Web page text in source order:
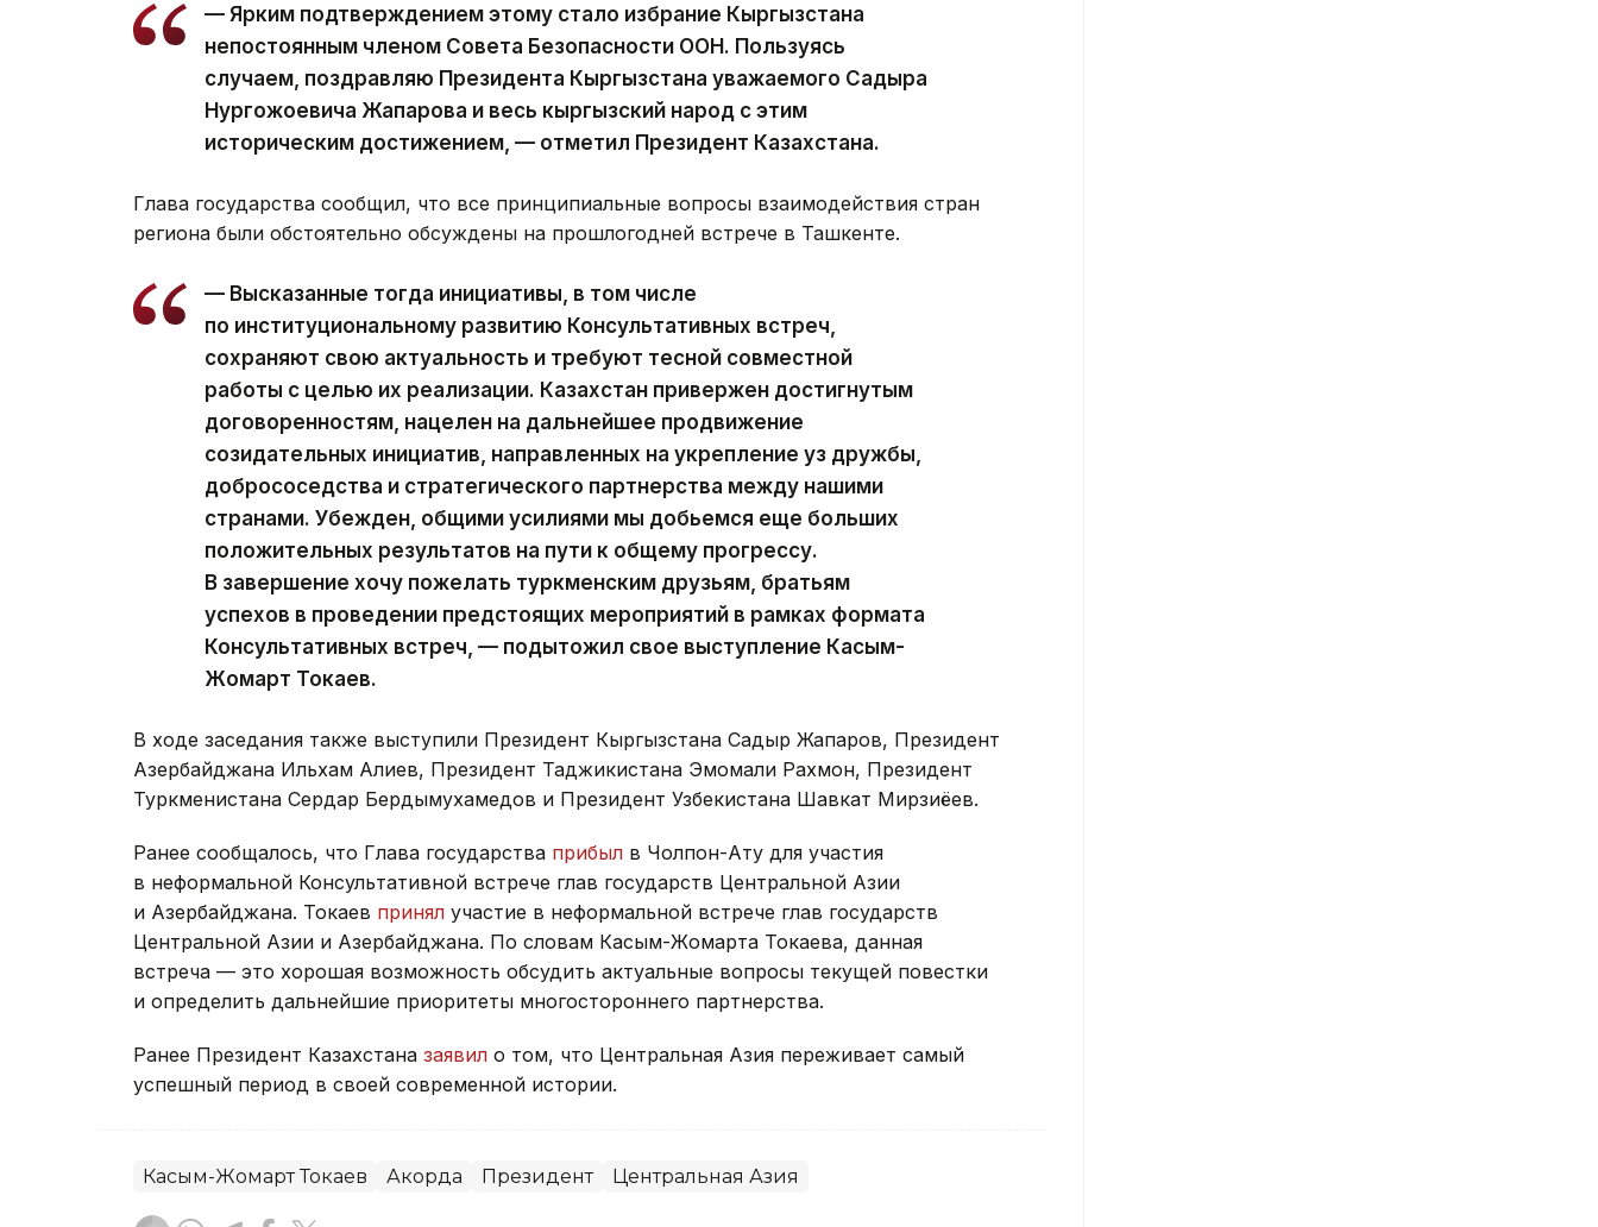
— Ярким подтверждением этому стало избрание Кыргызстана
непостоянным членом Совета Безопасности ООН. Пользуясь
случаем, поздравляю Президента Кыргызстана уважаемого Садыра
Нургожоевича Жапарова и весь кыргызский народ с этим
историческим достижением, — отметил Президент Казахстана.
Глава государства сообщил, что все принципиальные вопросы взаимодействия стран
региона были обстоятельно обсуждены на прошлогодней встрече в Ташкенте.
— Высказанные тогда инициативы, в том числе
по институциональному развитию Консультативных встреч,
сохраняют свою актуальность и требуют тесной совместной
работы с целью их реализации. Казахстан привержен достигнутым
договоренностям, нацелен на дальнейшее продвижение
созидательных инициатив, направленных на укрепление уз дружбы,
добрососедства и стратегического партнерства между нашими
странами. Убежден, общими усилиями мы добьемся еще больших
положительных результатов на пути к общему прогрессу.
В завершение хочу пожелать туркменским друзьям, братьям
успехов в проведении предстоящих мероприятий в рамках формата
Консультативных встреч, — подытожил свое выступление Касым-
Жомарт Токаев.
В ходе заседания также выступили Президент Кыргызстана Садыр Жапаров, Президент
Азербайджана Ильхам Алиев, Президент Таджикистана Эмомали Рахмон, Президент
Туркменистана Сердар Бердымухамедов и Президент Узбекистана Шавкат Мирзиёев.
Ранее сообщалось, что Глава государства прибыл в Чолпон-Ату для участия
в неформальной Консультативной встрече глав государств Центральной Азии
и Азербайджана. Токаев принял участие в неформальной встрече глав государств
Центральной Азии и Азербайджана. По словам Касым-Жомарта Токаева, данная
встреча — это хорошая возможность обсудить актуальные вопросы текущей повестки
и определить дальнейшие приоритеты многостороннего партнерства.
Ранее Президент Казахстана заявил о том, что Центральная Азия переживает самый
успешный период в своей современной истории.
Касым-Жомарт Токаев Акорда Президент Центральная Азия